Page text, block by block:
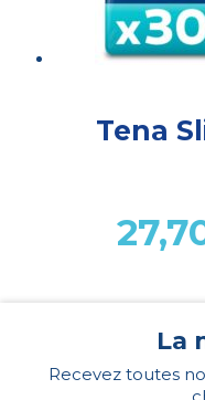
Tena
La
Recevez toutes